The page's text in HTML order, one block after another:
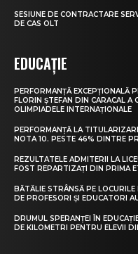
SESIUNE DE CONTRACTARE
DE CAS OLT
EDUCAȚIE
PERFORMANȚĂ EXCEPȚIONALĂ
FLORIN ȘTEFAN DIN CARACAL A
OLIMPIADELE INTERNAȚIONALE
PERFORMANȚĂ LA
NOTA 10. PESTE 46% DINTRE
REZULTATELE ADMITERII LA
FOST REPARTIZAȚI DIN PRIMA
BĂTĂLIE STRÂNSĂ PE
DE PROFESORI ȘI EDUCATORI
DRUMUL SPERANȚEI ÎN
DE KILOMETRI PENTRU ELEVII